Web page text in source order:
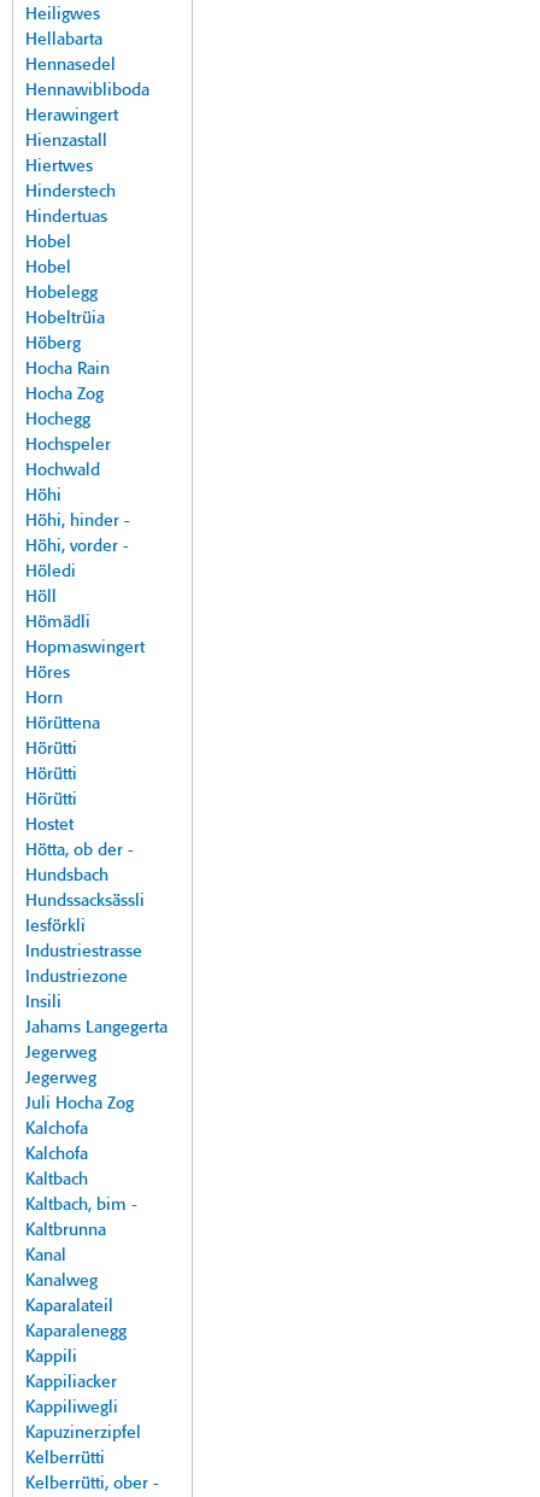
Heiligwes
Hellabarta
Hennasedel
Hennawibliboda
Herawingert
Hienzastall
Hiertwes
Hinderstech
Hindertuas
Hobel
Hobel
Hobelegg
Hobeltrüia
Höberg
Hocha Rain
Hocha Zog
Hochegg
Hochspeler
Hochwald
Höhi
Höhi, hinder -
Höhi, vorder -
Höledi
Höll
Hömädli
Hopmaswingert
Höres
Horn
Hörüttena
Hörütti
Hörütti
Hörütti
Hostet
Hötta, ob der -
Hundsbach
Hundssacksässli
Iesförkli
Industriestrasse
Industriezone
Insili
Jahams Langegerta
Jegerweg
Jegerweg
Juli Hocha Zog
Kalchofa
Kalchofa
Kaltbach
Kaltbach, bim -
Kaltbrunna
Kanal
Kanalweg
Kaparalateil
Kaparalenegg
Kappili
Kappiliacker
Kappiliwegli
Kapuzinerzipfel
Kelberrütti
Kelberrütti, ober -